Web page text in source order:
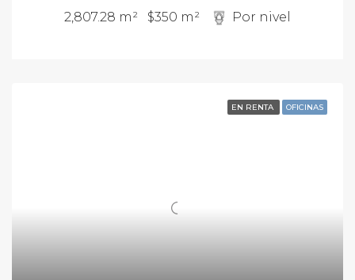
2,807.28 m² $350 m² Por nivel
EN RENTA OFICINAS